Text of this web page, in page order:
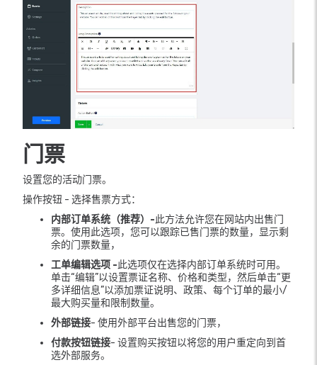
门票
设置您的活动门票。
操作按钮 - 选择售票方式：
内部订单系统（推荐）-此方法允许您在网站内出售门
票。使用此选项，您可以跟踪已售门票的数量，显示剩
余的门票数量，
工单编辑选项 -此选项仅在选择内部订单系统时可用。
单击“编辑”以设置票证名称、价格和类型，然后单击“更
多详细信息”以添加票证说明、政策、每个订单的最小/
最大购买量和限制数量。
外部链接- 使用外部平台出售您的门票，
付款按钮链接- 设置购买按钮以将您的用户重定向到首
选外部服务。